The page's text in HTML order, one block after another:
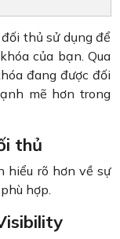
thủ sử dụng để
của bạn. Qua
đang được đối
mẽ hơn trong
thủ
hiểu rõ hơn về sự
hợp.